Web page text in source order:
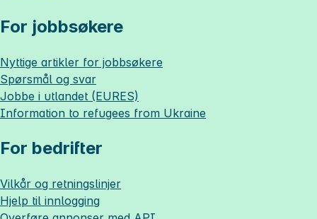
For jobbsøkere
Nyttige artikler for jobbsøkere
Spørsmål og svar
Jobbe i utlandet (EURES)
Information to refugees from Ukraine
For bedrifter
Vilkår og retningslinjer
Hjelp til innlogging